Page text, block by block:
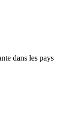
dans les pays